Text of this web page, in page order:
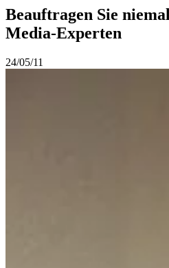
Beauftragen Sie
Media-Experten
24/05/11